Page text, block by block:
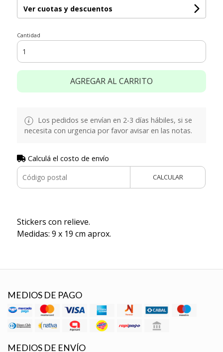
Ver cuotas y descuentos
Cantidad
AGREGAR AL CARRITO
Los pedidos se envían en 2-3 días hábiles, si se
necesita con urgencia por favor avisar en las notas.
Calculá el costo de envío
CALCULAR
Stickers con relieve.
Medidas: 9 x 19 cm aprox.
MEDIOS DE PAGO
MEDIOS DE ENVÍO